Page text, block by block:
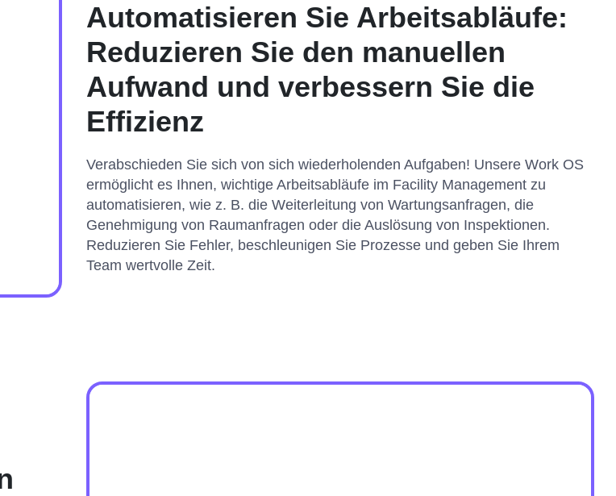
Automatisieren Sie Arbeitsabläufe:
Reduzieren Sie den manuellen
Aufwand und verbessern Sie die
Effizienz
Verabschieden Sie sich von sich wiederholenden Aufgaben! Unsere Work OS
ermöglicht es Ihnen, wichtige Arbeitsabläufe im Facility Management zu
automatisieren, wie z. B. die Weiterleitung von Wartungsanfragen, die
Genehmigung von Raumanfragen oder die Auslösung von Inspektionen.
Reduzieren Sie Fehler, beschleunigen Sie Prozesse und geben Sie Ihrem
Team wertvolle Zeit.